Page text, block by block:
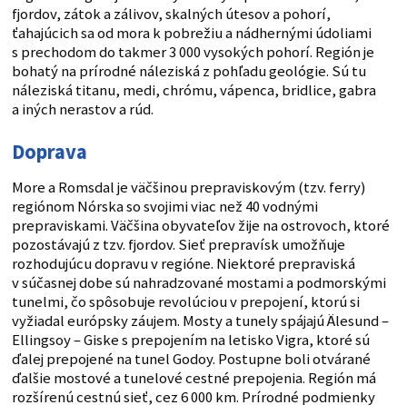
fjordov, zátok a zálivov, skalných útesov a pohorí,
ťahajúcich sa od mora k pobrežiu a nádhernými údoliami
s prechodom do takmer 3 000 vysokých pohorí. Región je
bohatý na prírodné náleziská z pohľadu geológie. Sú tu
náleziská titanu, medi, chrómu, vápenca, bridlice, gabra
a iných nerastov a rúd.
Doprava
More a Romsdal je väčšinou prepraviskovým (tzv. ferry)
regiónom Nórska so svojimi viac než 40 vodnými
prepraviskami. Väčšina obyvateľov žije na ostrovoch, ktoré
pozostávajú z tzv. fjordov. Sieť prepravísk umožňuje
rozhodujúcu dopravu v regióne. Niektoré prepraviská
v súčasnej dobe sú nahradzované mostami a podmorskými
tunelmi, čo spôsobuje revolúciou v prepojení, ktorú si
vyžiadal európsky záujem. Mosty a tunely spájajú Älesund –
Ellingsoy – Giske s prepojením na letisko Vigra, ktoré sú
ďalej prepojené na tunel Godoy. Postupne boli otvárané
ďalšie mostové a tunelové cestné prepojenia. Región má
rozšírenú cestnú sieť, cez 6 000 km. Prírodné podmienky